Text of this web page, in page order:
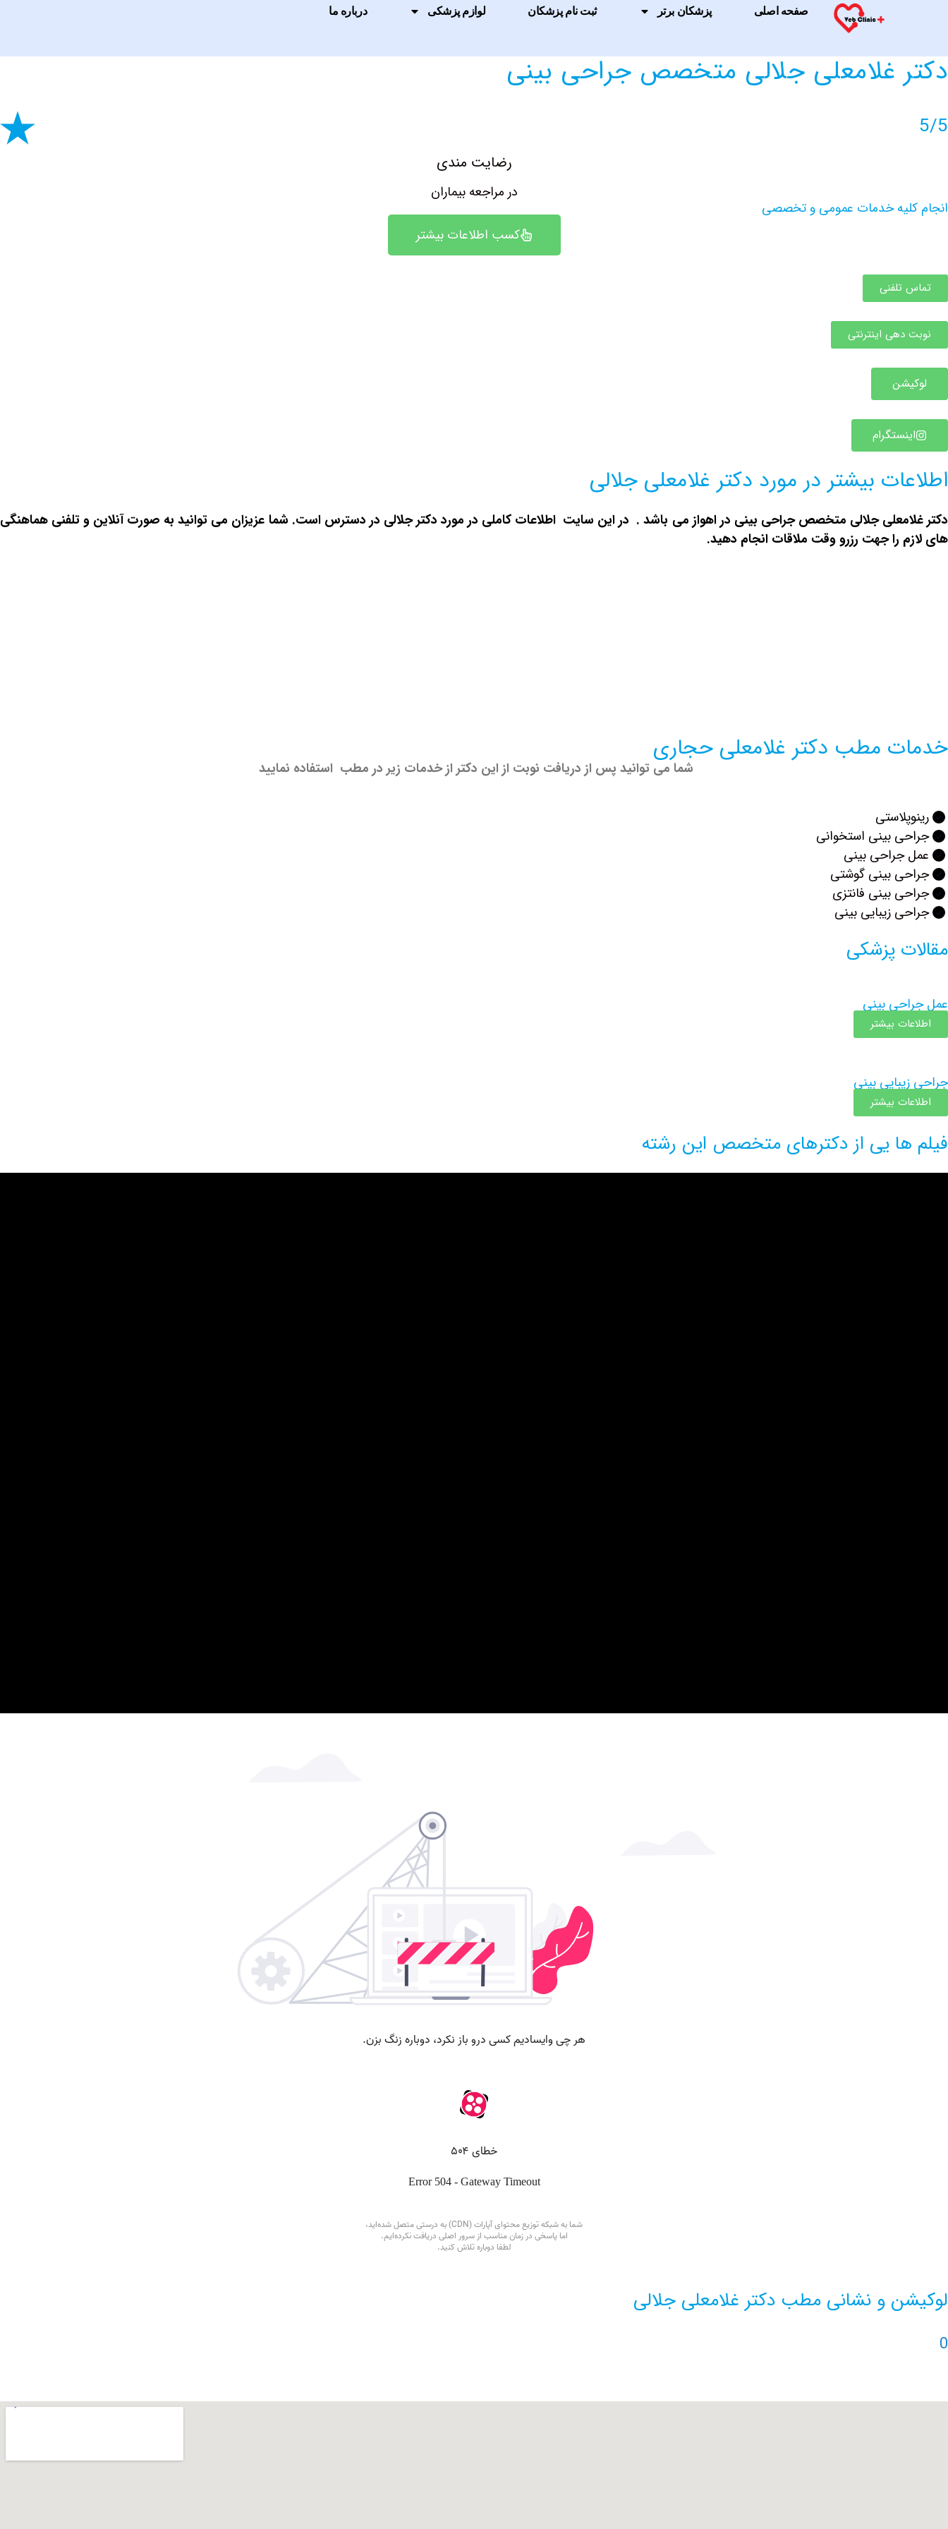
صفحه اصلی پزشکان برتر ثبت نام پزشکان لوازم پزشکی درباره ما
دکتر غلامعلی جلالی متخصص جراحی بینی
5/5
رضایت مندی
در مراجعه بیماران
انجام کلیه خدمات عمومی و تخصصی
کسب اطلاعات بیشتر
تماس تلفنی
نوبت دهی اینترنتی
لوکیشن
اینستگرام
اطلاعات بیشتر در مورد دکتر غلامعلی جلالی
دکتر غلامعلی جلالی متخصصجراحی بینی در اهواز می باشد . در این سایت اطلاعات کاملی در مورد دکتر جلالی در دسترس است. شما عزیزان می توانید به صورت آنلاین و تلفنی هماهنگی
های لازم را جهت رزرو وقت ملاقات انجام دهید.
خدمات مطب دکتر غلامعلی حجاری
شما می توانید پس از دریافت نوبت از این دکتر از خدمات زیر در مطب استفاده نمایید
رینوپلاستی
جراحی بینی استخوانی
عمل جراحی بینی
جراحی بینی گوشتی
جراحی بینی فانتزی
جراحی زیبایی بینی
مقالات پزشکی
عمل جراحی بینی
اطلاعات بیشتر
جراحی زیبایی بینی
اطلاعات بیشتر
فیلم ها یی از دکترهای متخصص این رشته
لوکیشن و نشانی مطب دکتر غلامعلی جلالی
0